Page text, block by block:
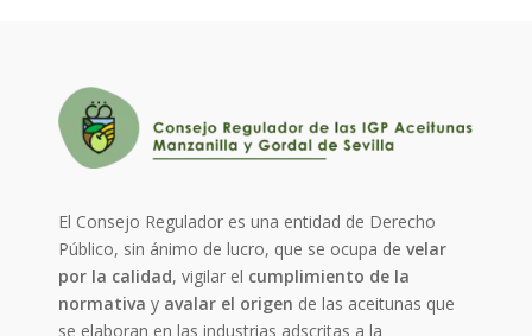
El Consejo Regulador es una entidad de Derecho
Público, sin ánimo de lucro, que se ocupa develar
por la calidad, vigilar el cumplimiento de la
normativa y avalar el origen de las aceitunas que
se elaboran en las industrias adscritas a la